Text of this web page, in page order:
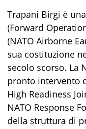
Trapani Birgi è
(Forward
(NATO Airborne
sua costituzione
secolo scorso. La
pronto intervento
High Readiness
NATO Response
della struttura di